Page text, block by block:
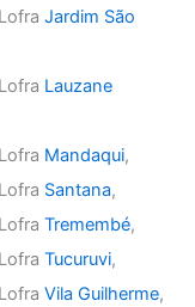
Jardim São
Lauzane
Mandaqui,
Santana,
Tremembé,
Tucuruvi,
Vila Guilherme,